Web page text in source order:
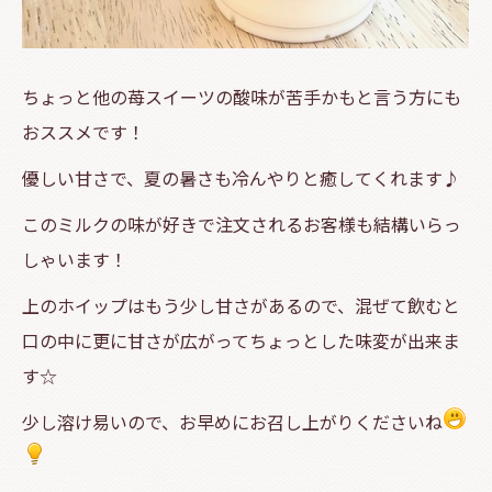
ちょっと他の苺スイーツの酸味が苦手かもと言う方にも
おススメです！
優しい甘さで、夏の暑さも冷んやりと癒してくれます♪
このミルクの味が好きで注文されるお客様も結構いらっ
しゃいます！
上のホイップはもう少し甘さがあるので、混ぜて飲むと
口の中に更に甘さが広がってちょっとした味変が出来ま
す☆
少し溶け易いので、お早めにお召し上がりくださいね